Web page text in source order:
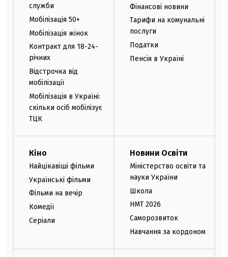
служби
Мобілізація 50+
Мобілізація жінок
Контракт для 18-24-
річних
Відстрочка від
мобілізації
Мобілізація в Україні:
скільки осіб мобілізує
ТЦК
Фінансові новини
Тарифи на комунальні
послуги
Податки
Пенсія в Україні
Кіно
Найцікавіші фільми
Українські фільми
Фільми на вечір
Комедії
Серіали
Новини Освіти
Міністерство освіти та
науки України
Школа
НМТ 2026
Саморозвиток
Навчання за кордоном